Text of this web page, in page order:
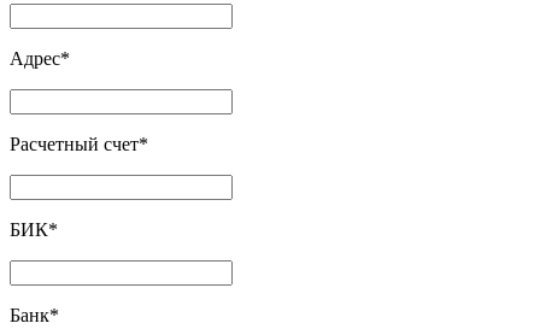
Адрес*
Расчетный счет*
БИК*
Банк*